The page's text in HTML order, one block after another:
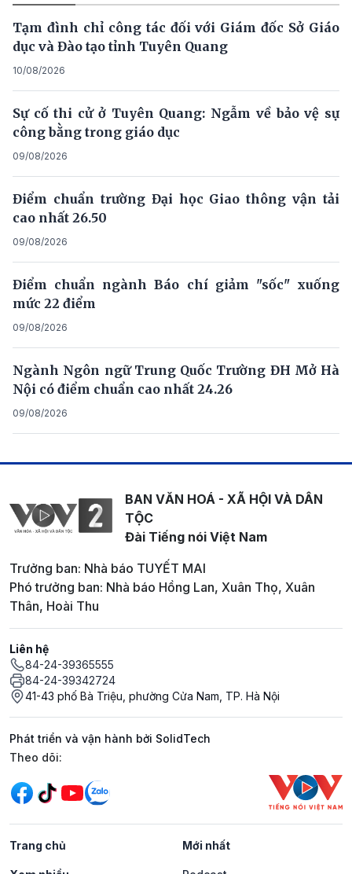
Tạm đình chỉ công tác đối với Giám đốc Sở Giáo
dục và Đào tạo tỉnh Tuyên Quang
10/08/2026
Sự cố thi cử ở Tuyên Quang: Ngẫm về bảo vệ sự
công bằng trong giáo dục
09/08/2026
Điểm chuẩn trường Đại học Giao thông vận tải
cao nhất 26.50
09/08/2026
Điểm chuẩn ngành Báo chí giảm "sốc" xuống
mức 22 điểm
09/08/2026
Ngành Ngôn ngữ Trung Quốc Trường ĐH Mở Hà
Nội có điểm chuẩn cao nhất 24.26
09/08/2026
BAN VĂN HOÁ - XÃ HỘI VÀ DÂN
TỘC
Đài Tiếng nói Việt Nam
Trưởng ban: Nhà báo TUYẾT MAI
Phó trưởng ban: Nhà báo Hồng Lan, Xuân Thọ, Xuân
Thân, Hoài Thu
Liên hệ
84-24-39365555
84-24-39342724
41-43 phố Bà Triệu, phường Cửa Nam, TP. Hà Nội
Phát triển và vận hành bởi SolidTech
Mạng xã hội
Theo dõi:
Trang chủ Mới nhất